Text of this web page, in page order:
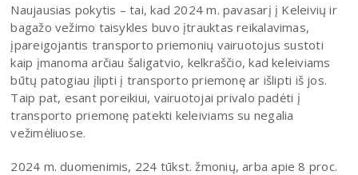
Naujausias pokytis – tai, kad 2024 m. pavasarį į Keleivių ir
bagažo vežimo taisykles buvo įtrauktas reikalavimas,
įpareigojantis transporto priemonių vairuotojus sustoti
kaip įmanoma arčiau šaligatvio, kelkraščio, kad keleiviams
būtų patogiau įlipti į transporto priemonę ar išlipti iš jos.
Taip pat, esant poreikiui, vairuotojai privalo padėti į
transporto priemonę patekti keleiviams su negalia
vežimėliuose.
2024 m. duomenimis, 224 tūkst. žmonių, arba apie 8 proc.